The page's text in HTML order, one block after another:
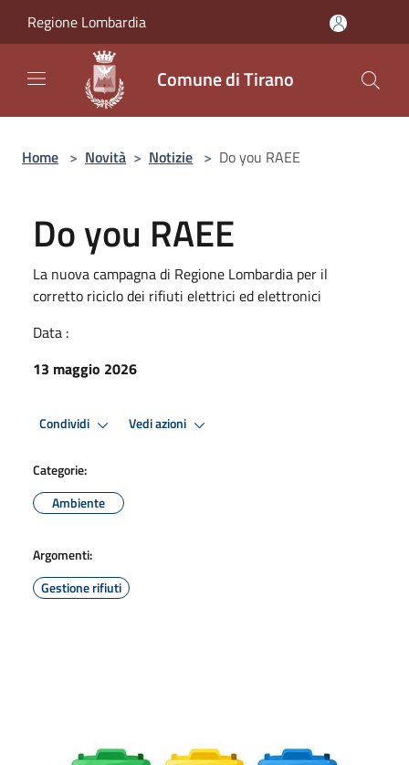
Regione Lombardia
Comune di Tirano
Home > Novità > Notizie > Do you RAEE
Do you RAEE
La nuova campagna di Regione Lombardia per il
corretto riciclo dei rifiuti elettrici ed elettronici
Data :
13 maggio 2026
Condividi Vedi azioni
Categorie:
Ambiente
Argomenti:
Gestione rifiuti